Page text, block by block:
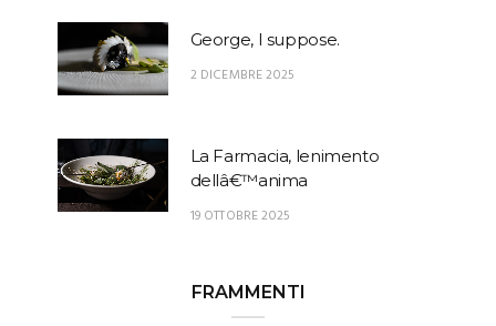
George, I suppose.
2 DICEMBRE 2025
La Farmacia, lenimento
dellâ€™anima
19 OTTOBRE 2025
FRAMMENTI